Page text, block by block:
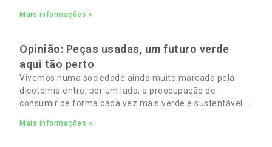
Mais informações »
Opinião: Peças usadas, um futuro verde
aqui tão perto
Vivemos numa sociedade ainda muito marcada pela
dicotomia entre, por um lado, a preocupação de
consumir de forma cada vez mais verde e sustentável e,
e familiares cada vez mais apertados.
Mais informações »